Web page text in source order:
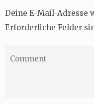
Deine E-Mail-Adresse
Erforderliche Felder